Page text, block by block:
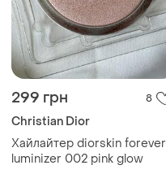
299 грн 8
Christian Dior
Хайлайтер diorskin forever
luminizer 002 pink glow